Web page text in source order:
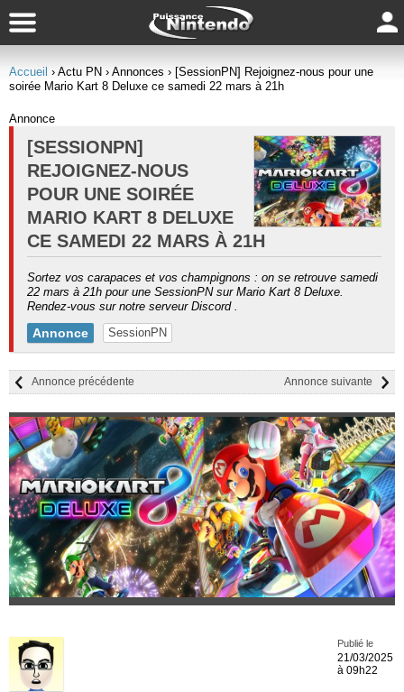
Accueil › Actu PN › Annonces › [SessionPN] Rejoignez-nous pour une
soirée Mario Kart 8 Deluxe ce samedi 22 mars à 21h
Annonce
[SESSIONPN]
REJOIGNEZ-NOUS
POUR UNE SOIRÉE
MARIO KART 8 DELUXE
CE SAMEDI 22 MARS À 21H
Sortez vos carapaces et vos champignons : on se retrouve samedi
22 mars à 21h pour une SessionPN sur Mario Kart 8 Deluxe.
Rendez-vous sur notre serveur Discord .
Annonce SessionPN
Annonce suivante
Annonce précédente
Publié le
21/03/2025
à 09h22